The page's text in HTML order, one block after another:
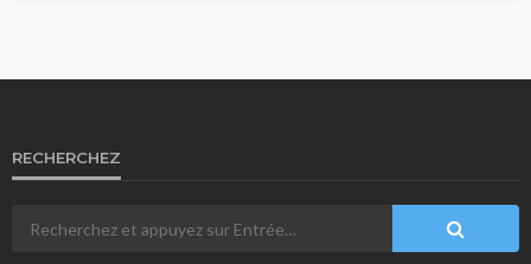
RECHERCHEZ